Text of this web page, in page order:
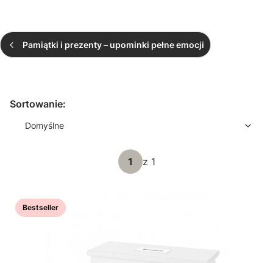
Pamiątki i prezenty – upominki pełne emocji
Lista produktów
Sortowanie:
Domyślne
z 1
Bestseller